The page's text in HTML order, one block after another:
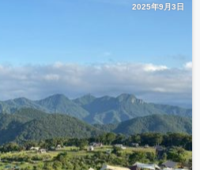
2025年9月3日